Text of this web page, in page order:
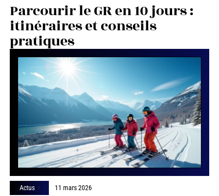
Parcourir le GR en 10 jours :
itinéraires et conseils
pratiques
Actus 11 mars 2026